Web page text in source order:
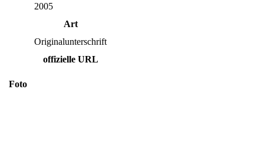
2005
Art
Originalunterschrift
offizielle URL
Foto